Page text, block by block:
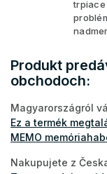
trpiace
Produkt
obchodoch:
Magyarországról
Ez a termék
MEMO
Nakupujete z